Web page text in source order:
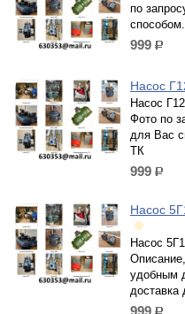
по
999 р.
Насос
Насос
Фото по
для Вас
ТК
999 р.
Насос
Насос
удобным
доставка
999